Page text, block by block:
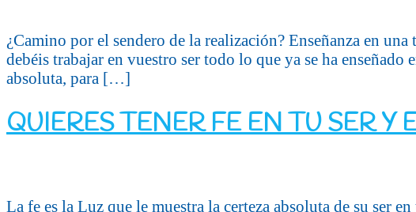
¿Camino por el sendero de la realización? Enseñanza en
debéis trabajar en vuestro ser todo lo que ya se ha
absoluta, para […]
QUIERES TENER FE EN TU SER Y
La fe es la Luz que le muestra la certeza absoluta de su ser